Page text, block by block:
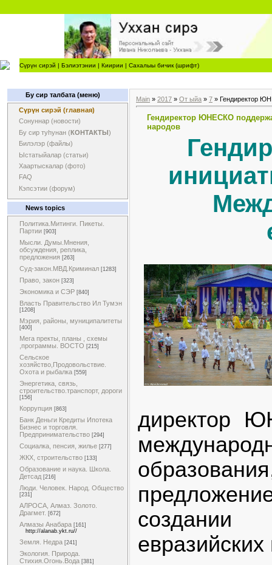
Сүрүн сирэй | Бэлиэтэнии | Киирии | Сахалыы бичик (шрифт)
Бу сир талбата (меню)
Сүрүн сирэй (главная)
Сонуннар (новости)
Бу сир туһунан (КОНТАКТЫ)
Билэлэр (файлы)
Ыстатыйалар (статьи)
Хаартыскалар (фото)
FAQ
Кэпсэтии (форум)
News topics
Политика.Митинги. Пикеты.
Партии [903]
Мысли. Думы.Мнения,
обсуждения, реплика,
предложения [263]
Суд-закон.МВД.Криминал [1283]
Право, закон [323]
Экономика и СЭР [840]
Власть Правительство Ил Тумэн
[1208]
Мэрия, районы, муниципалитеты
[400]
Мега пректы, планы , схемы
,программы. ВОСТО [215]
Сельское
хозяйство,Продовольствие.
Охота и рыбалка [559]
Энергетика, связь,
строительство.транспорт, дороги
[156]
Коррупция [863]
Банк Деньги Кредиты Ипотека
Бизнес и торговля.
Предпринимательство [294]
Социалка, пенсия, жилье [277]
ЖКХ, строительство [133]
Образование и наука. Школа.
Детсад [216]
Люди. Человек. Народ. Общество
[231]
АЛРОСА, Алмаз. Золото.
Драгмет. [672]
Алмазы Анабара [161]
http://alanab.ykt.ru//
Земля. Недра [241]
Экология. Природа.
Стихия.Огонь.Вода [381]
Main » 2017 » От ыйа » 7 » Гендиректор
Гендиректор ЮНЕСКО
народов
директор
создании